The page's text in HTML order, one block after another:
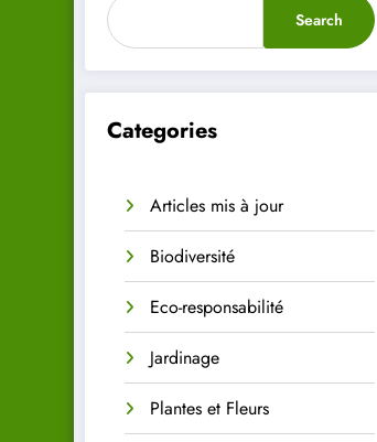
Search
Categories
Articles mis à jour
Biodiversité
Eco-responsabilité
Jardinage
Plantes et Fleurs